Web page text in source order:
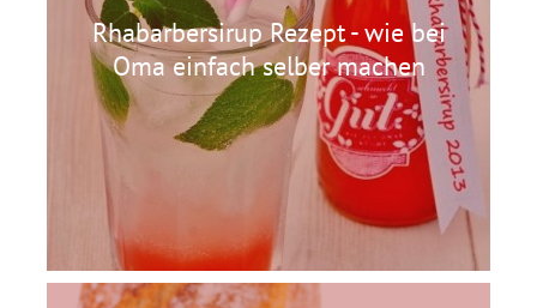
Rhabarbersirup Rezept - wie bei
Oma einfach selber machen